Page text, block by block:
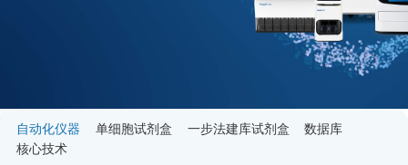
自动化仪器 单细胞试剂盒 一步法建库试剂盒
数据库
核心技术